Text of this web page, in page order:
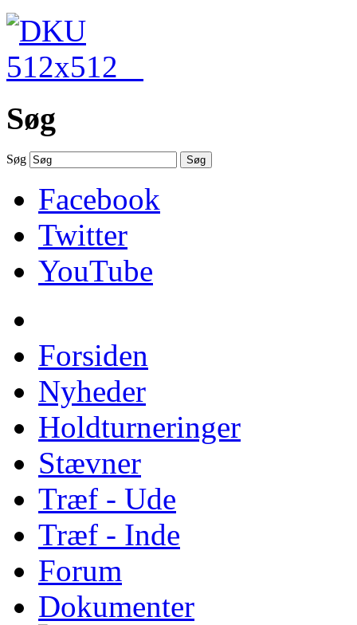
Søg
Søg Søg
Facebook
Twitter
YouTube
Forsiden
Nyheder
Holdturneringer
Stævner
Træf - Ude
Træf - Inde
Forum
Dokumenter